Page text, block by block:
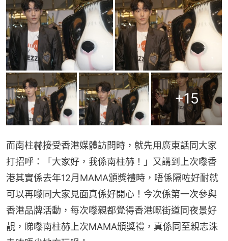
+15
而南柱赫接受香港媒體訪問時，就先用廣東話同大家
打招呼：「大家好，我係南柱赫！」又講到上次嚟香
港其實係去年12月MAMA頒獎禮時，唔係隔咗好耐就
可以再嚟同大家見面真係好開心！今次係第一次參與
香港品牌活動，每次嚟親都覺得香港嘅街道同夜景好
靚，睇嚟南柱赫上次MAMA頒獎禮，真係同至親志洙